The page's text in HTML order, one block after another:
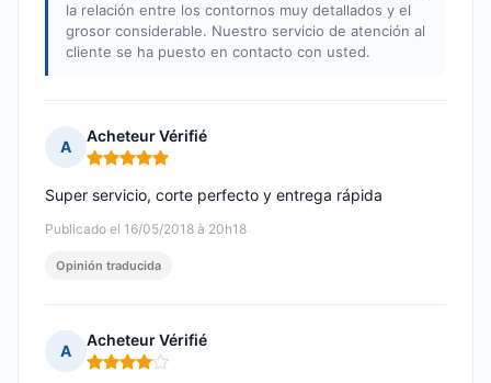
la relación entre los contornos muy detallados y el
grosor considerable. Nuestro servicio de atención al
cliente se ha puesto en contacto con usted.
A
Acheteur Vérifié
Nota: 5 de 5
Publicado el 16/05/2018 à 20h18
Super servicio, corte perfecto y entrega rápida
Opinión traducida
A
Acheteur Vérifié
Nota: 4 de 5